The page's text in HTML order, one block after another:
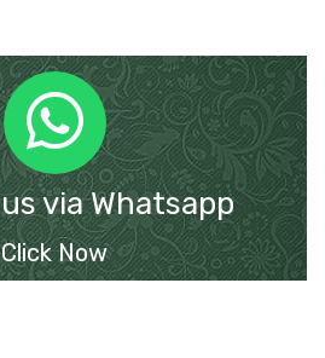
via Whatsapp
Click Now